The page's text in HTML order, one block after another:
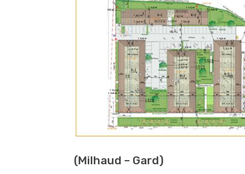
(Milhaud – Gard)